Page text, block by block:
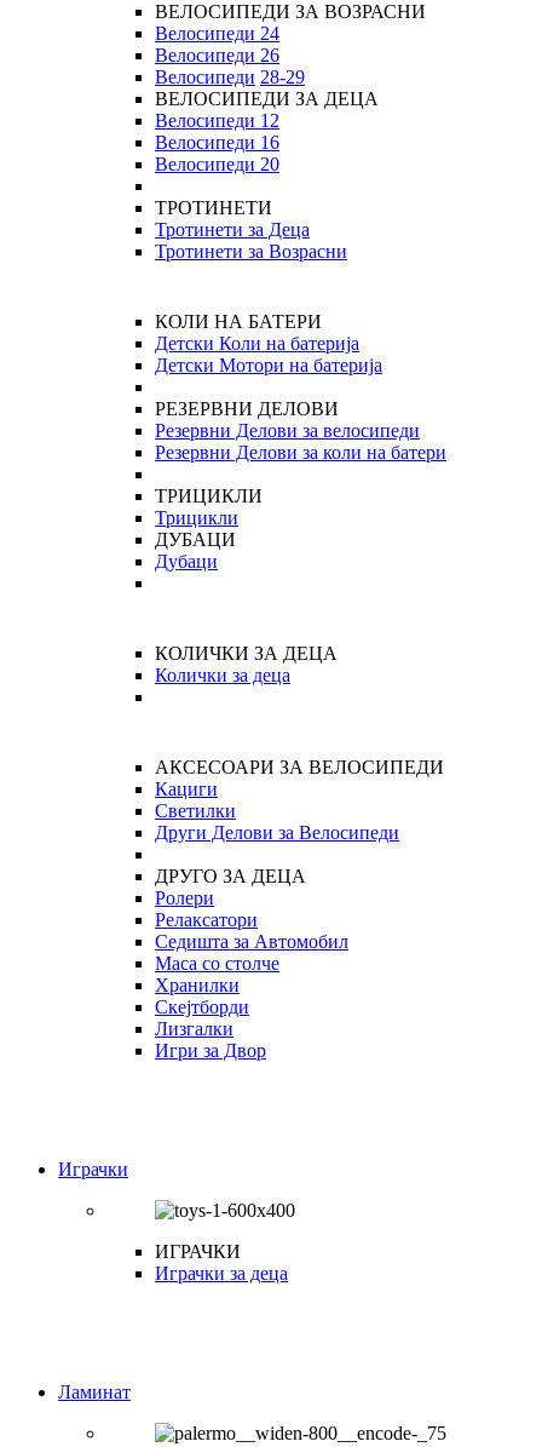
ВЕЛОСИПЕДИ ЗА ВОЗРАСНИ
Велосипеди 24
Велосипеди 26
Велосипеди 28-29
ВЕЛОСИПЕДИ ЗА ДЕЦА
Велосипеди 12
Велосипеди 16
Велосипеди 20
ТРОТИНЕТИ
Тротинети за Деца
Тротинети за Возрасни
КОЛИ НА БАТЕРИ
Детски Коли на батерија
Детски Мотори на батерија
РЕЗЕРВНИ ДЕЛОВИ
Резервни Делови за велосипеди
Резервни Делови за коли на батери
ТРИЦИКЛИ
Трицикли
ДУБАЦИ
Дубаци
КОЛИЧКИ ЗА ДЕЦА
Колички за деца
АКСЕСОАРИ ЗА ВЕЛОСИПЕДИ
Кациги
Светилки
Други Делови за Велосипеди
ДРУГО ЗА ДЕЦА
Ролери
Релаксатори
Седишта за Автомобил
Маса со столче
Хранилки
Скејтборди
Лизгалки
Игри за Двор
Играчки
ИГРАЧКИ
Играчки за деца
Ламинат